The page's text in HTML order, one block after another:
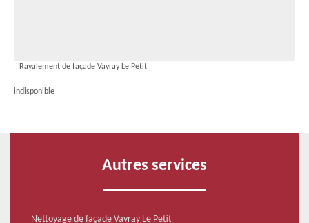
Ravalement de façade Vavray Le Petit
indisponible
Autres services
Nettoyage de façade Vavray Le Petit